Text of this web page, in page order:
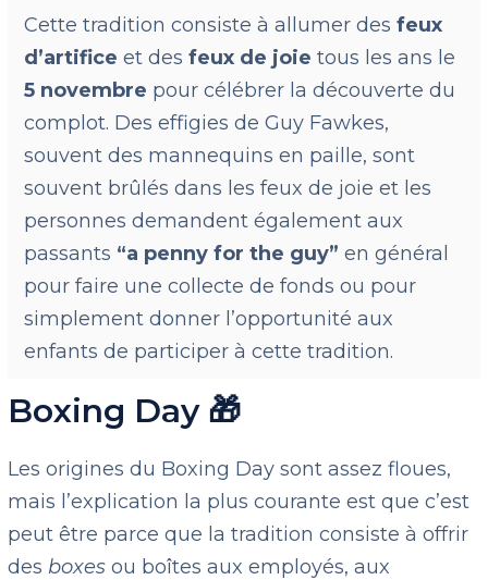
Cette tradition consiste à allumer desfeux
d’artifice et desfeux de joie tous les ans le
5 novembre pour célébrer la découverte du
complot. Des effigies de Guy Fawkes,
souvent des mannequins en paille, sont
souvent brûlés dans les feux de joie et les
personnes demandent également aux
passants “a penny for the guy” en général
pour faire une collecte de fonds ou pour
simplement donner l’opportunité aux
enfants de participer à cette tradition.
Boxing Day 🎁
Les origines du Boxing Day sont assez floues,
mais l’explication la plus courante est que c’est
peut être parce que la tradition consiste à offrir
des boxes ou boîtes aux employés, aux